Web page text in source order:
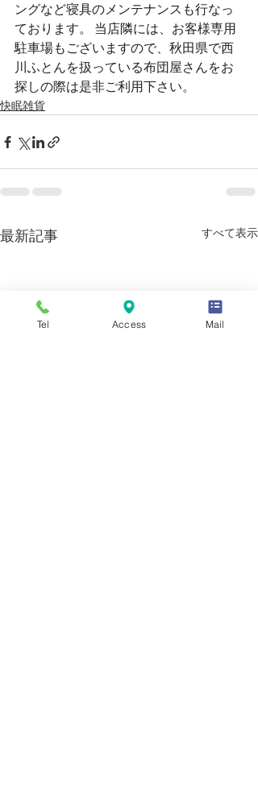
ングなど寝具のメンテナンスも行なっ
ております。 当店隣には、お客様専用
駐車場もございますので、秋田県で西
川ふとんを扱っている布団屋さんをお
探しの際は是非ご利用下さい。
快眠雑貨
最新記事 すべて表示
Tel Access Mail